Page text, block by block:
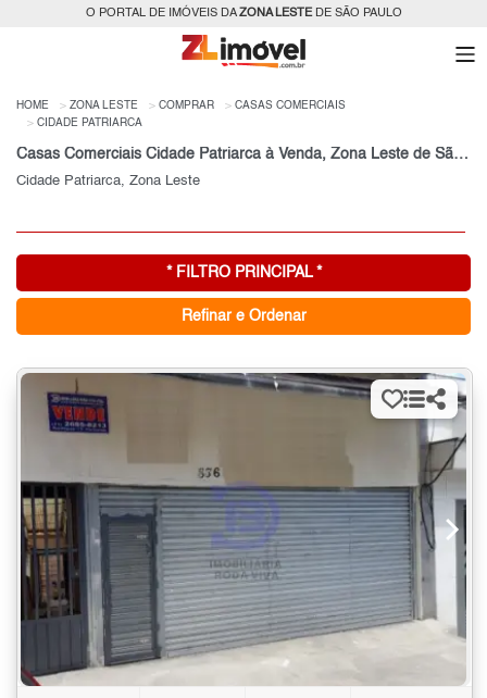
O PORTAL DE IMÓVEIS DAZONA LESTEDE SÃO PAULO
HOME ZONA LESTE COMPRAR
CASAS COMERCIAIS
CIDADE PATRIARCA
Casas Comerciais Cidade Patriarca à Venda, Zona Leste de São Paulo, SP
Cidade Patriarca, Zona Leste
* FILTRO PRINCIPAL *
Refinar e Ordenar